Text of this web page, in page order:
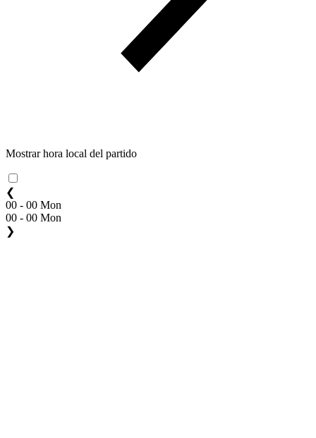
Mostrar hora local del partido
❮
00 - 00 Mon
00 - 00 Mon
❯